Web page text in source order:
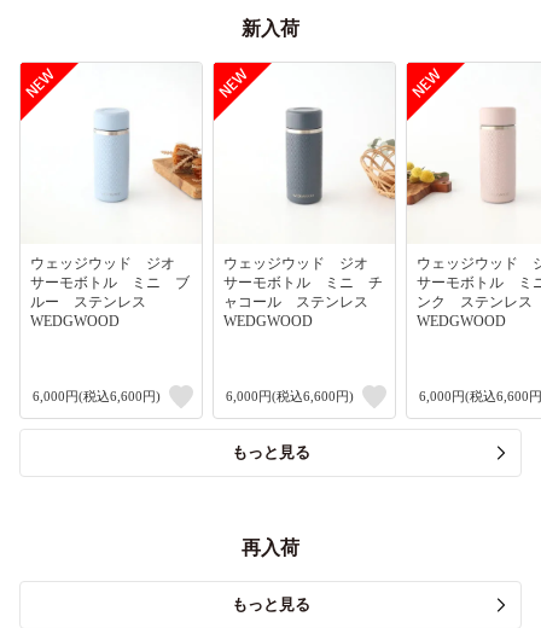
新入荷
ウェッジウッド ジオ
サーモボトル ミニ ブ
ルー ステンレス
WEDGWOOD
6,000円(税込6,600円)
ウェッジウッド ジオ
サーモボトル ミニ チ
ャコール ステンレス
WEDGWOOD
6,000円(税込6,600円)
ウェッジウッド
サーモボトル
ンク ステンレ
WEDGWOOD
6,000円(税込6,600
もっと見る
再入荷
もっと見る